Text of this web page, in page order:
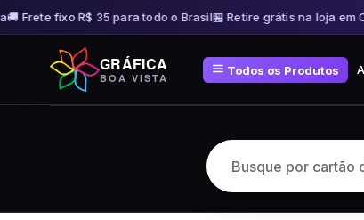
Frete fixo R$ 35 para todo o Brasil🏪 Retire grátis na loja em
conteúdo
GRÁFICA
BOA VISTA
Todos os Produtos